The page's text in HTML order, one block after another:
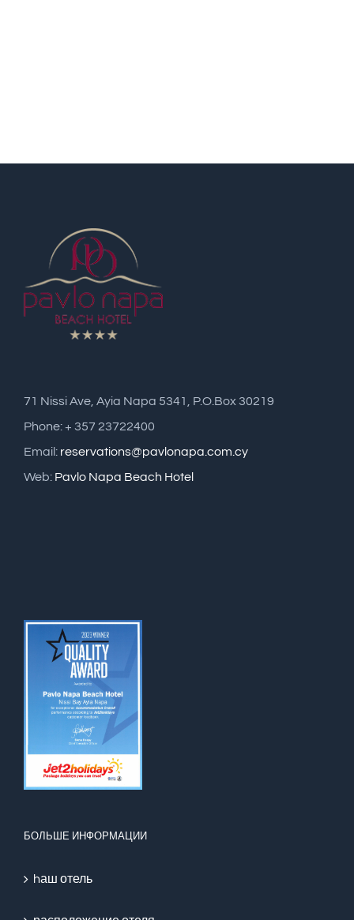
71 Nissi Ave, Ayia Napa 5341, P.O.Box 30219
Phone: + 357 23722400
Email: reservations@pavlonapa.com.cy
Web: Pavlo Napa Beach Hotel
БОЛЬШЕ ИНФОРМАЦИИ
hаш отель